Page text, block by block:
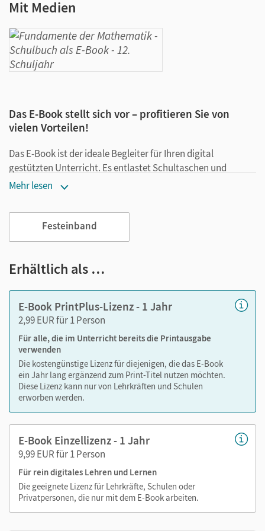
Mit Medien
Das E-Book stellt sich vor – profitieren Sie von
vielen Vorteilen!
Das E-Book ist der ideale Begleiter für Ihren digital
gestützten Unterricht. Es entlastet Schultaschen und
Rucksäcke und ist jederzeit unkompliziert verfügbar.
das Lehren und Lernen:
Text ergänzen
im Text suchen
zoomen
Die Medien sind wichtige Bestandteile dieses E-Books. Sie
sind seitengenau platziert, damit Sie und Ihre Schüler/-innen
jederzeit unkompliziert darauf zugreifen können. So
gestalten Sie das Lehren und Lernen zeitsparend und
abwechslungsreich. Kein Medienwechsel! Kein
zeitaufwendiges Suchen!
Medien in diesem E-Book:
Erklärfilme
Mehr lesen
Festeinband
Erhältlich als …
E-Book PrintPlus-Lizenz - 1 Jahr
2,99 EUR für 1 Person
Für alle, die im Unterricht bereits die Printausgabe
verwenden
Die kostengünstige Lizenz für diejenigen, die das E-Book
ein Jahr lang ergänzend zum Print-Titel nutzen möchten.
Diese Lizenz kann nur von Lehrkräften und Schulen
erworben werden.
E-Book Einzellizenz - 1 Jahr
9,99 EUR für 1 Person
Für rein digitales Lehren und Lernen
Die geeignete Lizenz für Lehrkräfte, Schulen oder
Privatpersonen, die nur mit dem E-Book arbeiten.